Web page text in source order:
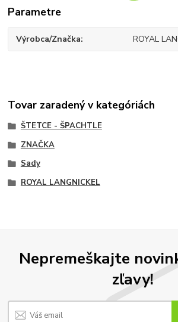
Parametre
Výrobca/Značka ROYAL
Tovar zaradený v kategóriách
ŠTETCE - ŠPACHTLE
ZNAČKA
Sady
ROYAL LANGNICKEL
Nepremeškajte
zľavy!